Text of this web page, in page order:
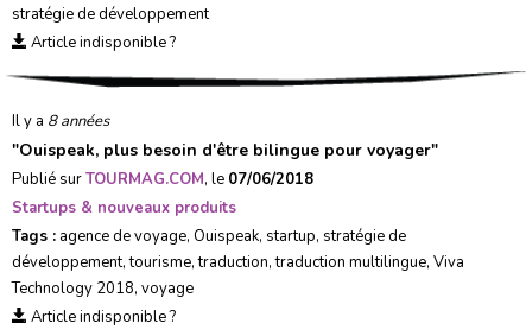
stratégie de développement
Article indisponible ?
Il y a 8 années
"Ouispeak, plus besoin d'être bilingue pour voyager"
Publié surTOURMAG.COM, le 07/06/2018
Startups & nouveaux produits
Tags : agence de voyage, Ouispeak, startup, stratégie de
développement,tourisme,traduction,traduction multilingue, Viva
Technology 2018, voyage
Article indisponible ?